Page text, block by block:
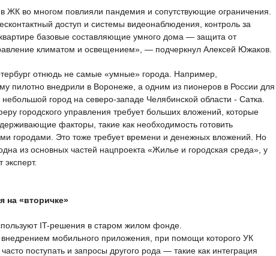
ЖК во многом повлияли пандемия и сопутствующие ограничения.
доступ и системы видеонаблюдения, контроль за
базовые составляющие умного дома — защита от
климатом и освещением», — подчеркнул Алексей Южаков.
отнюдь не самые «умные» города. Например,
пилотно внедрили в Воронеже, а одним из пионеров в России для
город на северо-западе Челябинской области - Сатка.
городского управления требует больших вложений, которые
факторы, такие как необходимость готовить
городами. Это тоже требует времени и денежных вложений. Но
из основных частей нацпроекта «Жилье и городская среда», у
на «вторичке»
IT-решения в старом жилом фонде.
мобильного приложения, при помощи которого УК
поступать и запросы другого рода — такие как интеграция